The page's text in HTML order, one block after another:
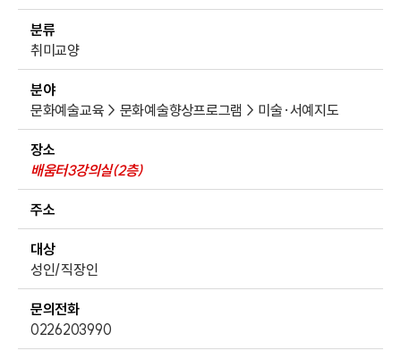
분류
취미교양
분야
문화예술교육 > 문화예술향상프로그램 > 미술·서예지도
장소
배움터3강의실(2층)
주소
대상
성인/직장인
문의전화
0226203990